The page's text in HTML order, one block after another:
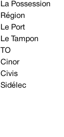
La Possession
Région
Le Port
Le Tampon
TO
Cinor
Civis
Sidélec